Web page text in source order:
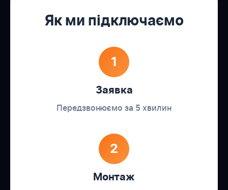
Як ми підключаємо
1
Заявка
Передзвонюємо за 5 хвилин
2
Монтаж